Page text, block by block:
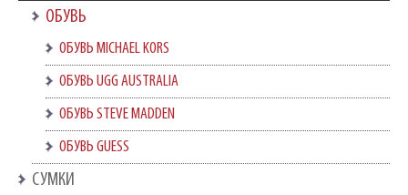
ОБУВЬ
ОБУВЬ MICHAEL KORS
ОБУВЬ UGG AUSTRALIA
ОБУВЬ STEVE MADDEN
ОБУВЬ GUESS
СУМКИ